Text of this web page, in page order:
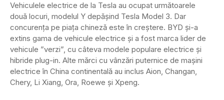
Vehiculele electrice de la Tesla au ocupat următoarele
două locuri, modelul Y depășind Tesla Model 3. Dar
concurența pe piața chineză este în creștere. BYD și-a
extins gama de vehicule electrice și a fost marca lider de
vehicule ”verzi”, cu câteva modele populare electrice și
hibride plug-in. Alte mărci cu vânzări puternice de mașini
electrice în China continentală au inclus Aion, Changan,
Chery, Li Xiang, Ora, Roewe și Xpeng.